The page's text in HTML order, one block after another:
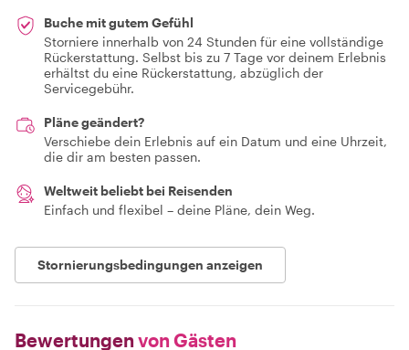
Buche mit gutem Gefühl
Storniere innerhalb von 24 Stunden für eine vollständige
Rückerstattung. Selbst bis zu 7 Tage vor deinem Erlebnis
erhältst du eine Rückerstattung, abzüglich der
Servicegebühr.
Pläne geändert?
Verschiebe dein Erlebnis auf ein Datum und eine Uhrzeit,
die dir am besten passen.
Weltweit beliebt bei Reisenden
Einfach und flexibel – deine Pläne, dein Weg.
Stornierungsbedingungen anzeigen
Bewertungen von Gästen